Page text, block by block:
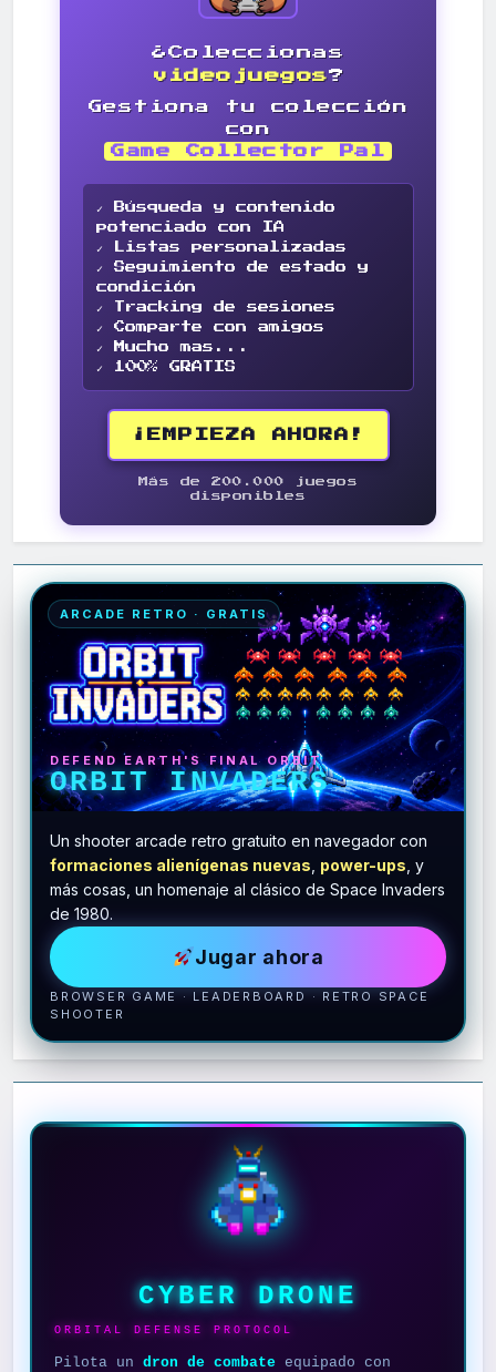
¿Coleccionas
videojuegos?
Gestiona tu colección
con
Game Collector Pal
✓ Búsqueda y contenido
potenciado con IA
✓ Listas personalizadas
✓ Seguimiento de estado y
condición
✓ Tracking de sesiones
✓ Comparte con amigos
✓ Mucho mas...
✓ 100% GRATIS
¡EMPIEZA AHORA!
Más de 200.000 juegos
disponibles
ARCADE RETRO · GRATIS
DEFEND EARTH'S FINAL ORBIT
ORBIT INVADERS
Un shooter arcade retro gratuito en navegador con
formaciones alienígenas nuevas power-ups , y
más cosas, un homenaje al clásico de Space Invaders
de 1980.
Jugar ahora
BROWSER GAME · LEADERBOARD · RETRO SPACE
SHOOTER
CYBER DRONE
ORBITAL DEFENSE PROTOCOL
Pilota un dron de combate equipado con